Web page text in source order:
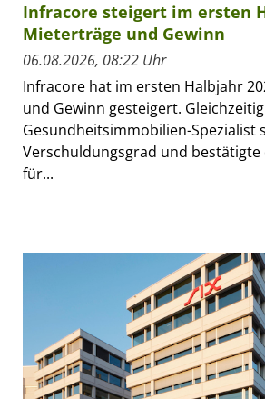
Infracore steigert im ersten
Mieterträge und Gewinn
06.08.2026, 08:22 Uhr
Infracore hat im ersten Halbjahr
und Gewinn gesteigert.
Gesundheitsimmobilien-Spezialist
Verschuldungsgrad und bestätigte
für...